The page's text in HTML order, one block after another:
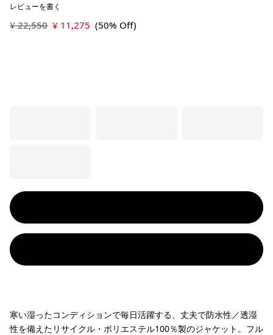
レビューを書く
¥ 22,550 ¥ 11,275 (50% Off)
寒い湿ったコンディションで毎日活躍する、丈夫で防水性／透湿
性を備えたリサイクル・ポリエステル100％製のジャケット。フル